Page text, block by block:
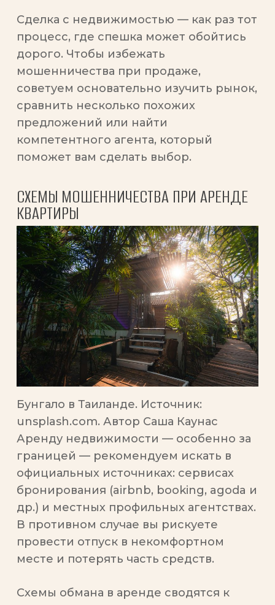
Сделка с недвижимостью — как раз тот
процесс, где спешка может обойтись
дорого. Чтобы избежать
мошенничества при продаже,
советуем основательно изучить рынок,
сравнить несколько похожих
предложений или найти
компетентного агента, который
поможет вам сделать выбор.
СХЕМЫ МОШЕННИЧЕСТВА ПРИ АРЕНДЕ
КВАРТИРЫ
Бунгало в Таиланде. Источник:
unsplash.com. Автор Саша Каунас
Аренду недвижимости — особенно за
границей — рекомендуем искать в
официальных источниках: сервисах
бронирования (airbnb, booking, agoda и
др.) и местных профильных агентствах.
В противном случае вы рискуете
провести отпуск в некомфортном
месте и потерять часть средств.
Схемы обмана в аренде сводятся к